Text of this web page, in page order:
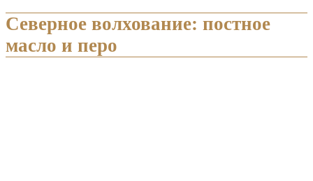
Северное волхование: постное
масло и перо